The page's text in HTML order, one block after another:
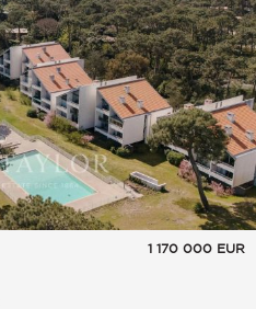
1 170 000 EUR